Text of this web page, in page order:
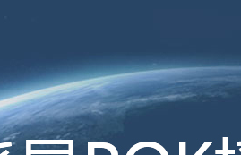
是不可能继续存在下去的。因此，我们必须真诚
是我们存在的价值。
过一个个完整的服务计划的实施，系统地为用户